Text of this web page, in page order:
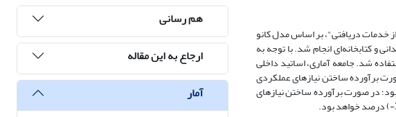
خدمات دریافتی"، بر اساس مدل کانو
و کتابخانه‌ای انجام شد. با توجه به
شد. جامعه آماری، اساتید داخلی
برآورده ساختن نیازهای عملکردی
در صورت عدم برآورده ساختن، میزان نارضایتی آنان برابر با (52-) درصد خواهد بود؛ در صورت برآورده ساختن نیازهای
هم رسانی
ارجاع به این مقاله
آمار